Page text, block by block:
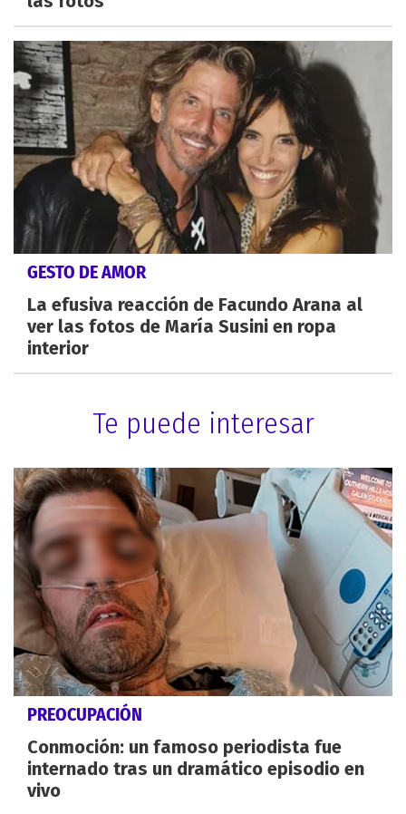
GESTO DE AMOR
La efusiva reacción de Facundo Arana al
ver las fotos de María Susini en ropa
interior
Te puede interesar
PREOCUPACIÓN
Conmoción: un famoso periodista fue
internado tras un dramático episodio en
vivo